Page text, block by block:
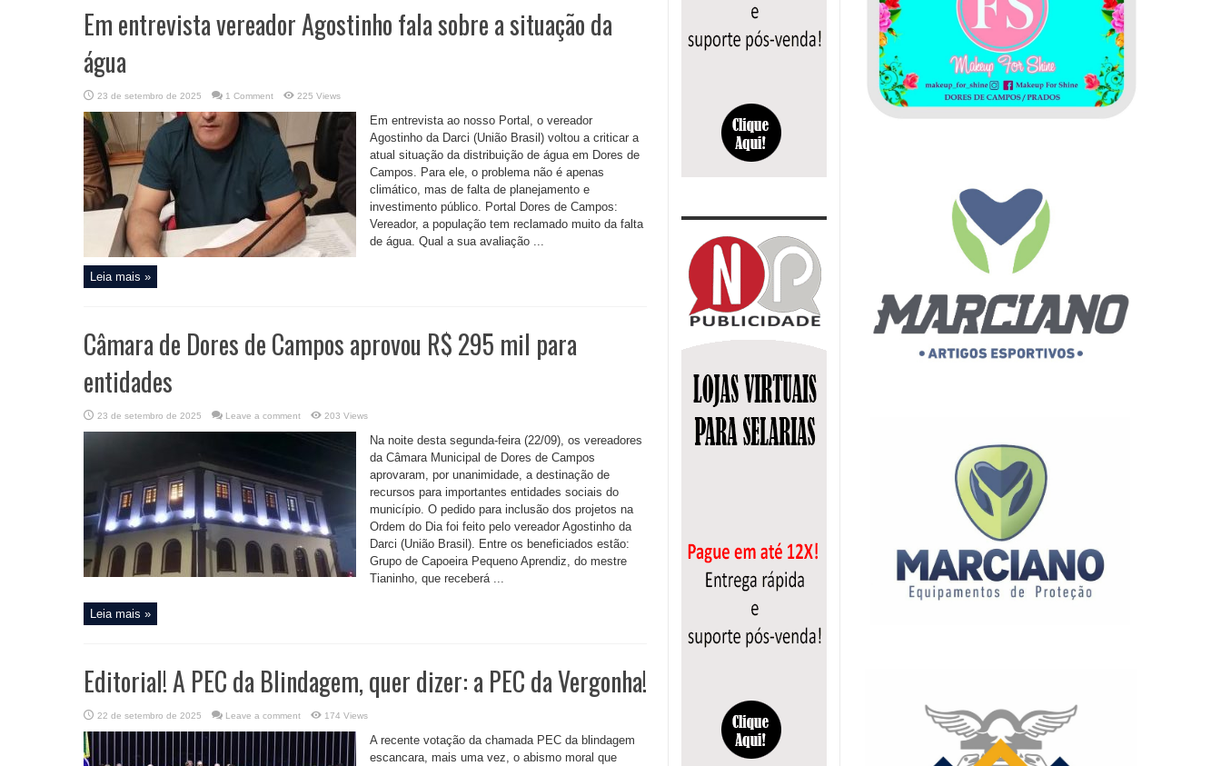
Em entrevista vereador Agostinho fala sobre a situação da
água
23 de setembro de 2025 1 Comment 225 Views
Em entrevista ao nosso Portal, o vereador
Agostinho da Darci (União Brasil) voltou a criticar a
atual situação da distribuição de água em Dores de
Campos. Para ele, o problema não é apenas
climático, mas de falta de planejamento e
investimento público. Portal Dores de Campos:
Vereador, a população tem reclamado muito da falta
de água. Qual a sua avaliação ...
Leia mais »
Câmara de Dores de Campos aprovou R$ 295 mil para
entidades
23 de setembro de 2025 Leave a comment 203 Views
Na noite desta segunda-feira (22/09), os vereadores
da Câmara Municipal de Dores de Campos
aprovaram, por unanimidade, a destinação de
recursos para importantes entidades sociais do
município. O pedido para inclusão dos projetos na
Ordem do Dia foi feito pelo vereador Agostinho da
Darci (União Brasil). Entre os beneficiados estão:
Grupo de Capoeira Pequeno Aprendiz, do mestre
Tianinho, que receberá ...
Leia mais »
Editorial! A PEC da Blindagem, quer dizer: a PEC da Vergonha!
22 de setembro de 2025 Leave a comment 174 Views
A recente votação da chamada PEC da blindagem
escancara, mais uma vez, o abismo moral que